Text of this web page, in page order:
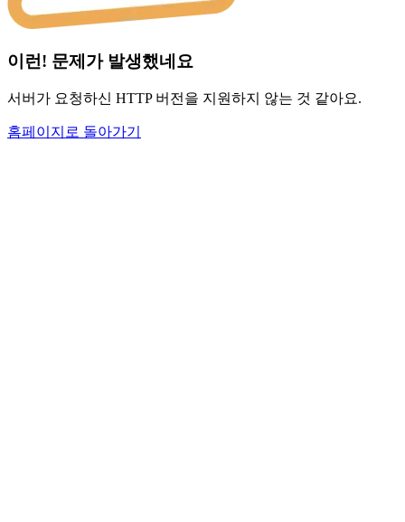
이런! 문제가 발생했네요
서버가 요청하신 HTTP 버전을 지원하지 않는 것 같아요.
홈페이지로 돌아가기